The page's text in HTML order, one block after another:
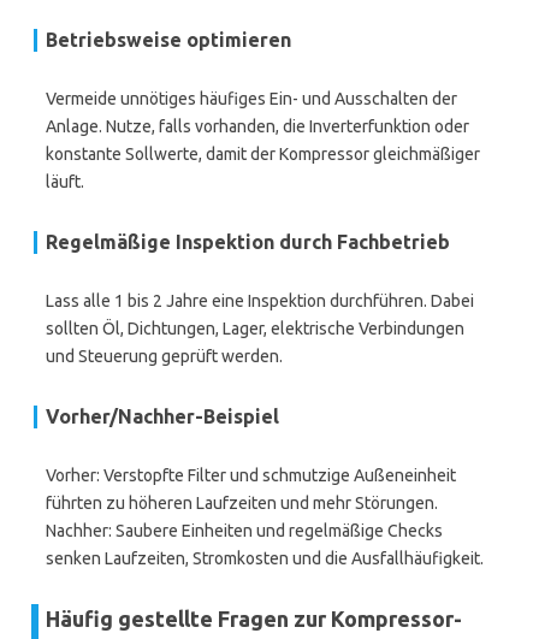
Betriebsweise optimieren
Vermeide unnötiges häufiges Ein- und Ausschalten der
Anlage. Nutze, falls vorhanden, die Inverterfunktion oder
konstante Sollwerte, damit der Kompressor gleichmäßiger
läuft.
Regelmäßige Inspektion durch Fachbetrieb
Lass alle 1 bis 2 Jahre eine Inspektion durchführen. Dabei
sollten Öl, Dichtungen, Lager, elektrische Verbindungen
und Steuerung geprüft werden.
Vorher/Nachher-Beispiel
Vorher: Verstopfte Filter und schmutzige Außeneinheit
führten zu höheren Laufzeiten und mehr Störungen.
Nachher: Saubere Einheiten und regelmäßige Checks
senken Laufzeiten, Stromkosten und die Ausfallhäufigkeit.
Häufig gestellte Fragen zur Kompressor-